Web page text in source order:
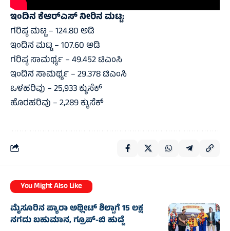
ಇಂದಿನ ಕೆಆರ್‌ಎಸ್ ನೀರಿನ ಮಟ್ಟ:
ಗರಿಷ್ಠ ಮಟ್ಟ – 124.80 ಅಡಿ
ಇಂದಿನ ಮಟ್ಟ – 107.60 ಅಡಿ
ಗರಿಷ್ಠ ಸಾಮರ್ಥ್ಯ – 49.452 ಟಿಎಂಸಿ
ಇಂದಿನ ಸಾಮರ್ಥ್ಯ – 29.378 ಟಿಎಂಸಿ
ಒಳಹರಿವು – 25‌,933 ಕ್ಯುಸೆಕ್
ಹೊರಹರಿವು – 2,289 ಕ್ಯುಸೆಕ್
You Might Also Like
ಮೈಸೂರಿನ ಪ್ಯಾರಾ ಅಥ್ಲೀಟ್ ಶಿಲ್ಪಾಗೆ 15 ಲಕ್ಷ
ನಗದು ಬಹುಮಾನ, ಗ್ರೂಪ್-ಬಿ ಹುದ್ದೆ